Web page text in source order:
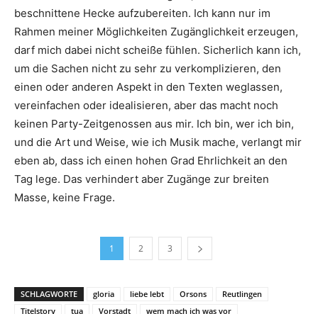
beschnittene Hecke aufzubereiten. Ich kann nur im
Rahmen meiner Möglichkeiten Zugänglichkeit erzeugen,
darf mich dabei nicht scheiße fühlen. Sicherlich kann ich,
um die Sachen nicht zu sehr zu verkomplizieren, den
einen oder anderen Aspekt in den Texten weglassen,
vereinfachen oder idealisieren, aber das macht noch
keinen Party-Zeitgenossen aus mir. Ich bin, wer ich bin,
und die Art und Weise, wie ich Musik mache, verlangt mir
eben ab, dass ich einen hohen Grad Ehrlichkeit an den
Tag lege. Das verhindert aber Zugänge zur breiten
Masse, keine Frage.
1 2 3
SCHLAGWORTE gloria liebe lebt Orsons
Reutlingen
Titelstory
tua Vorstadt wem mach ich was vor